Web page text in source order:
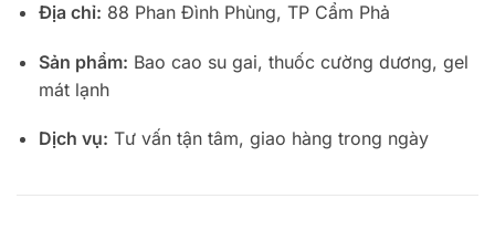
Địa chỉ: 88 Phan Đình Phùng, TP Cẩm Phả
Sản phẩm: Bao cao su gai, thuốc cường dương, gel
mát lạnh
Dịch vụ: Tư vấn tận tâm, giao hàng trong ngày